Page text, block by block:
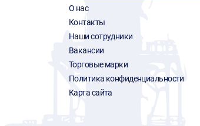
О нас
Контакты
Наши сотрудники
Вакансии
Торговые марки
Политика конфиденциальности
Карта сайта